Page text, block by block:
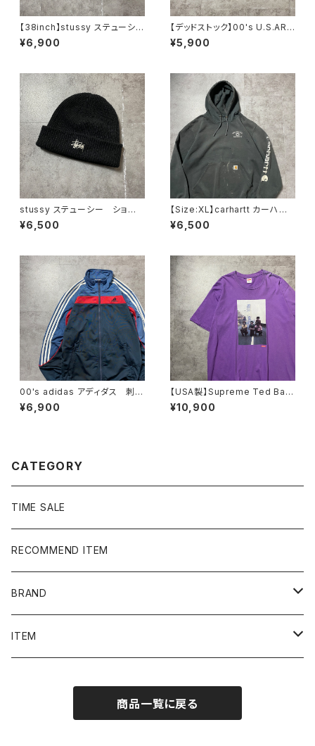
【38inch】stussy ステューシ
ー ジッパーフライ SSリン
ク 刺繍ロゴ ネイビー クロ
¥6,900
【デッドストック】00's U.S.ARM
Y アメリカ陸軍 ミリタリー ナ
イロンショーツ トレーニングパ
¥5,900
stussy ステューシー ショー
ンフォント 刺繍ロゴ アクリル
100% ブラック 黒 ニット
¥6,500
【Size:XL】carhartt カーハー
ト 刺繍企業ロゴ アームプリ
ント グッドダメージ ダークグ
¥6,500
00's adidas アディダス 刺繍
ワンポイント バックプリント
サイドストライプ マルチカラ
¥6,900
【USA製】Supreme Ted Bafa
loukos “1970s Kids Photo
シュプリーム グラフィック フ
¥10,900
CATEGORY
TIME SALE
RECOMMEND ITEM
BRAND
NIKE
ITEM
商品一覧に戻る